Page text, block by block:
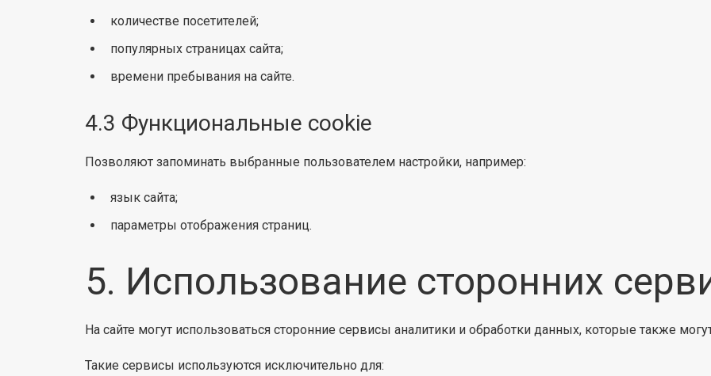
количестве посетителей;
популярных страницах сайта;
времени пребывания на сайте.
4.3 Функциональные cookie
Позволяют запоминать выбранные пользователем настройки, например:
язык сайта;
параметры отображения страниц.
5. Использование сторонних
На сайте могут использоваться сторонние сервисы аналитики и обработки данных, которые также
Такие сервисы используются исключительно для: